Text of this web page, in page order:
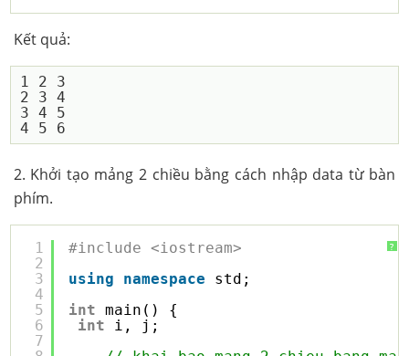
Kết quả:
1 2 3
2 3 4
3 4 5
2. Khởi tạo mảng 2 chiều bằng cách nhập data từ bàn
phím.
?
1
2
3
4
5
6
7
#include <iostream>
using
namespace
std;
int
main() {
int
i, j;